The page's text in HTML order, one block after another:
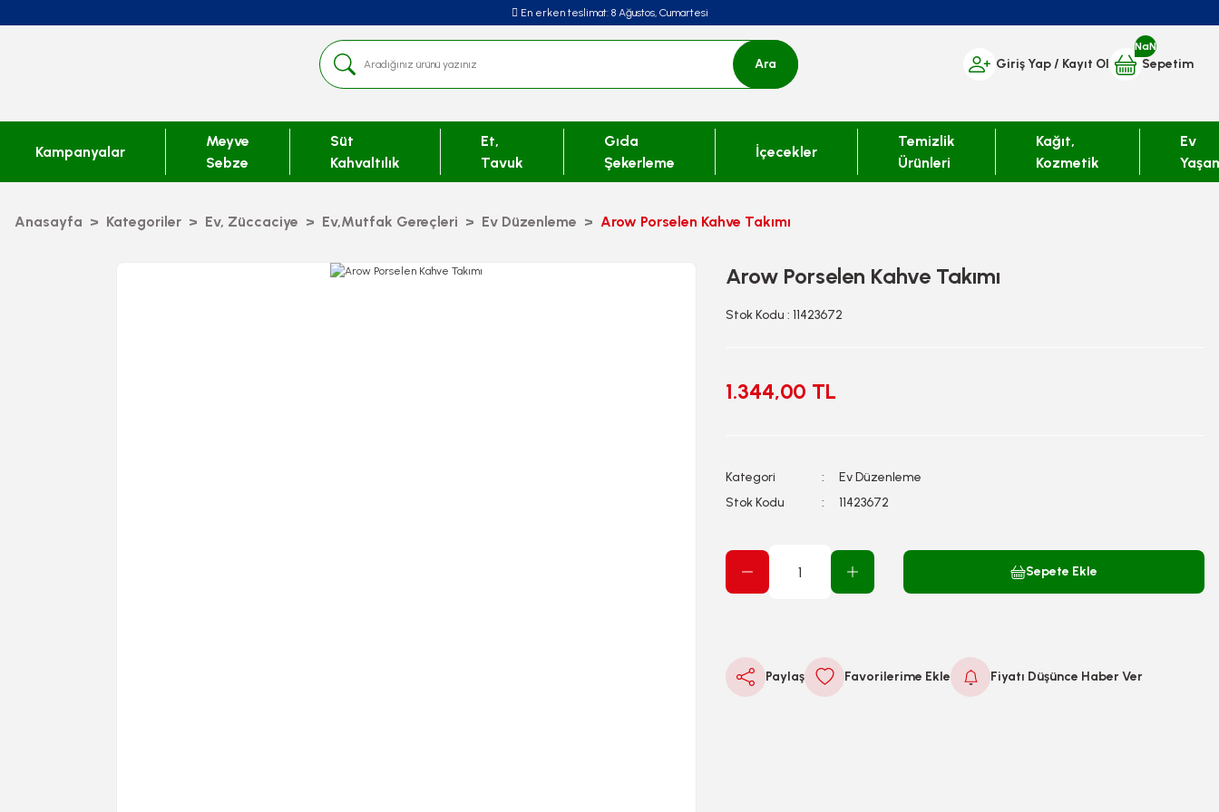
En erken teslimat: 8 Ağustos, Cumartesi
Ara Giriş Yap/ Kayıt Ol
NaN
Sepetim
Kampanyalar
Meyve
Sebze
Süt
Kahvaltılık
Et,
Tavuk
Gıda
Şekerleme
İçecekler
Temizlik
Ürünleri
Kağıt,
Kozmetik
Ev
Anasayfa Kategoriler Ev, Züccaciye Ev,Mutfak Gereçleri Ev Düzenleme Arow Porselen Kahve Takımı
Arow Porselen Kahve Takımı
Stok Kodu : 11423672
1.344,00 TL
Kategori
Ev Düzenleme
Stok Kodu
11423672
Sepete Ekle
Paylaş Fiyatı Düşünce Haber Ver